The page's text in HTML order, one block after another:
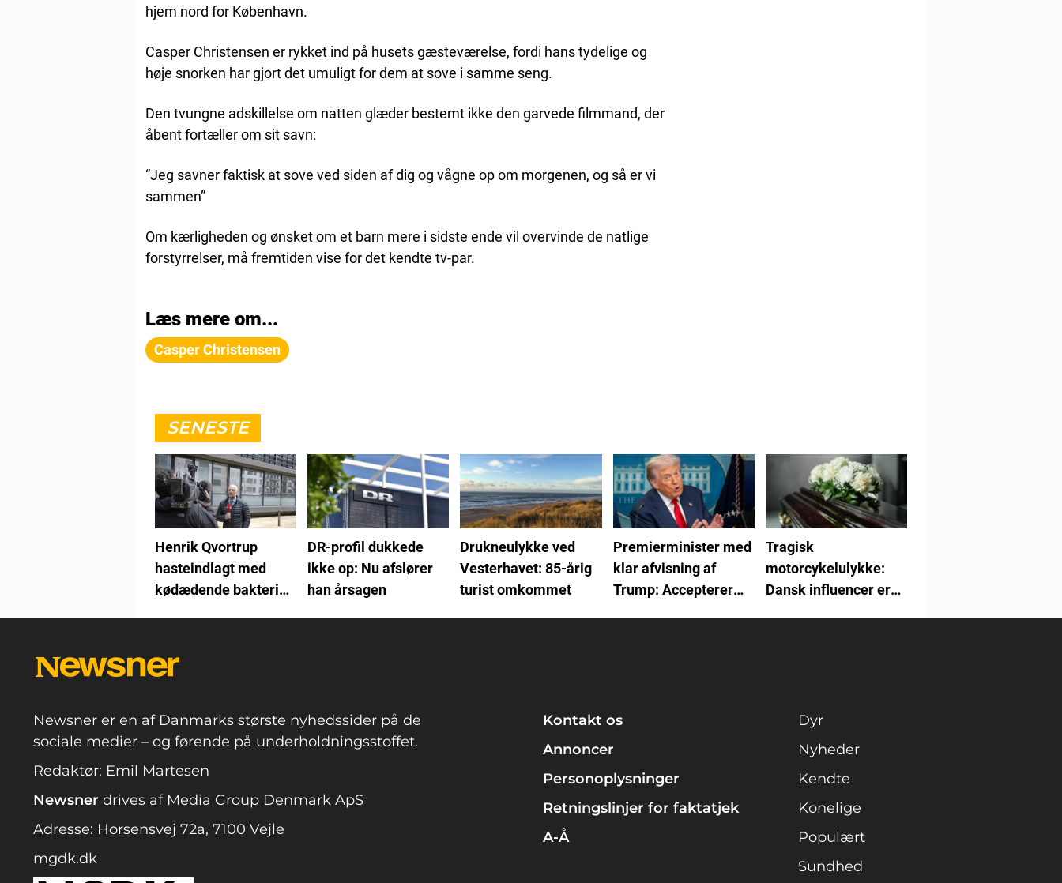
hjem nord for København.
Casper Christensen er rykket ind på husets gæsteværelse, fordi hans tydelige og
høje snorken har gjort det umuligt for dem at sove i samme seng.
Den tvungne adskillelse om natten glæder bestemt ikke den garvede filmmand, der
åbent fortæller om sit savn:
“Jeg savner faktisk at sove ved siden af dig og vågne op om morgenen, og så er vi
sammen”
Om kærligheden og ønsket om et barn mere i sidste ende vil overvinde de natlige
forstyrrelser, må fremtiden vise for det kendte tv-par.
Læs mere om...
Casper Christensen
SENESTE
Henrik Qvortrup
hasteindlagt med
kødædende bakterier:
DR-profil dukkede
ikke op: Nu afslører
han årsagen
Drukneulykke ved
Vesterhavet: 85-årig
turist omkommet
Premierminister med
klar afvisning af
Trump: Accepterer
Tragisk
motorcykelulykke:
Dansk influencer er
Newsner er en af Danmarks største nyhedssider på de
sociale medier – og førende på underholdningsstoffet.
Redaktør: Emil Martesen
Newsner drives af Media Group Denmark ApS
Adresse: Horsensvej 72a, 7100 Vejle
mgdk.dk
Kontakt os
Annoncer
Personoplysninger
Retningslinjer for faktatjek
A-Å
Dyr
Nyheder
Kendte
Konelige
Populært
Sundhed